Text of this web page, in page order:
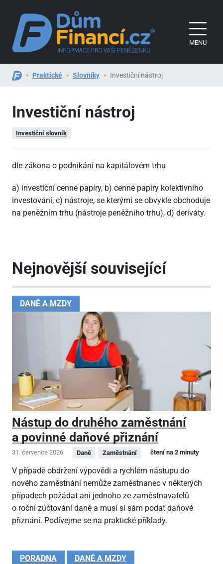
MENU
Praktické Slovníky Investiční nástroj
Investiční nástroj
Investiční slovník
dle zákona o podnikání na kapitálovém trhu
a) investiční cenné papíry, b) cenné papíry kolektivního
investování, c) nástroje, se kterými se obvykle obchoduje
na peněžním trhu (nástroje peněžního trhu), d) deriváty.
Nejnovější související
DANĚ A MZDY
Nástup do druhého zaměstnání
a povinné daňové přiznání
31. července 2026 Daně Zaměstnání čtení na 2 minuty
V případě obdržení výpovědi a rychlém nástupu do
nového zaměstnání nemůže zaměstnanec v některých
případech požádat ani jednoho ze zaměstnavatelů
o roční zúčtování daně a musí si sám podat daňové
přiznání. Podívejme se na praktické příklady.
PORADNA DANĚ A MZDY